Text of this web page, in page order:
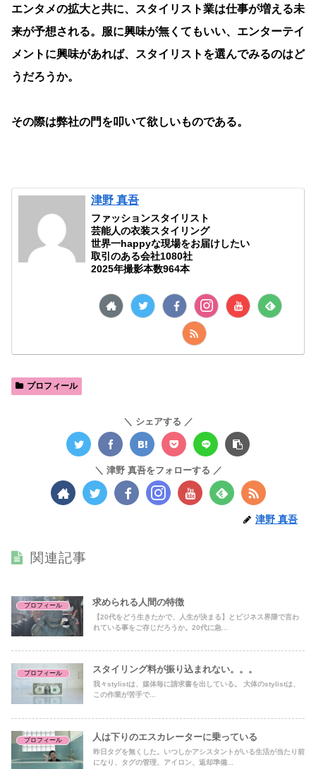
エンタメの拡大と共に、スタイリスト業は仕事が増える未
来が予想される。服に興味が無くてもいい、エンターテイ
メントに興味があれば、スタイリストを選んでみるのはど
うだろうか。
その際は弊社の門を叩いて欲しいものである。
津野 真吾
ファッションスタイリスト
芸能人の衣装スタイリング
世界一happyな現場をお届けしたい
取引のある会社1080社
2025年撮影本数964本
プロフィール
シェアする
津野 真吾をフォローする
津野 真吾
関連記事
プロフィール 求められる人間の特徴
【20代をどう生きたかで、人生が決まる】とビジネス界隈で言わ
れている事をご存じだろうか。20代に急...
プロフィール スタイリング料が振り込まれない。。。
我々stylistは、媒体毎に請求書を出している。 大体のstylistは、
この作業が苦手で...
プロフィール 人は下りのエスカレーターに乗っている
昨日タグを無くした。いつしかアシスタントがいる生活が当たり前
になり、タグの管理、アイロン、返却準備...